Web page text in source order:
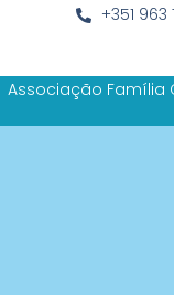
+351 963
Associação Família